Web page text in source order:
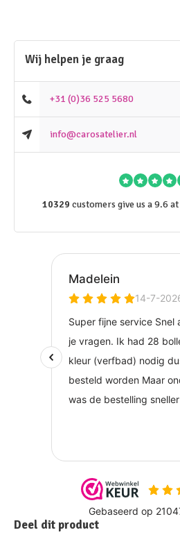
Wij helpen je graag
+31 (0)36 525 5680
info@carosatelier.nl
10329 customers give us a 9.6 at
Deel dit product